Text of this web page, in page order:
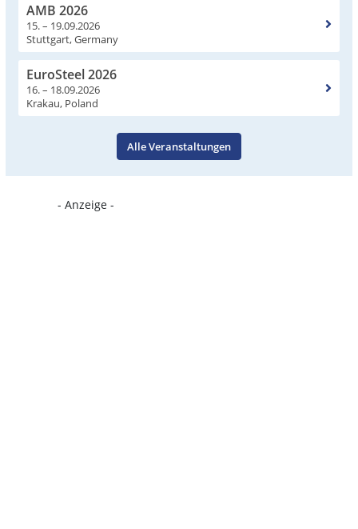
AMB 2026
15. – 19.09.2026
Stuttgart, Germany
EuroSteel 2026
16. – 18.09.2026
Krakau, Poland
Alle Veranstaltungen
- Anzeige -